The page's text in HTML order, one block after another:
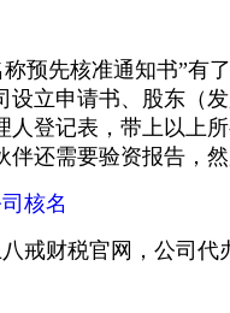
预先核准通知书”有
设立申请书、股东（
人登记表，带上以上
还需要验资报告，
核名
戒财税官网，公司代